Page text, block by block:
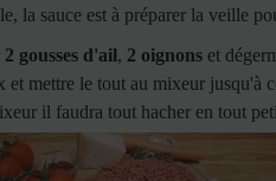
la sauce est à préparer la veille
2 gousses d'ail, 2 oignons et
et mettre le tout au mixeur jusqu'à
il faudra tout hacher en tout